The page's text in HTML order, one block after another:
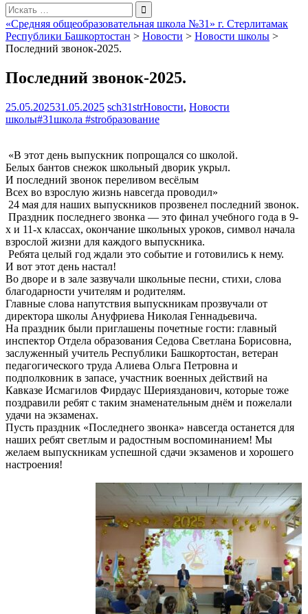
Поиск
для:
«Средняя общеобразовательная школа №31» г. Стерлитамак
Республики Башкортостан > Новости > Новости школы >
Последний звонок-2025.
Последний звонок-2025.
25.05.202531.05.2025 sch31strНовости, Новости
школы#31школа #strобразование
«В этот день выпускник попрощался со школой.
Белых бантов снежок школьный дворик укрыл.
И последний звонок переливом весёлым
Всех во взрослую жизнь навсегда проводил»
24 мая для наших выпускников прозвенел последний звонок.
Праздник последнего звонка — это финал учебного года в 9-
х и 11-х классах, окончание школьных уроков, символ начала
взрослой жизни для каждого выпускника.
Ребята целый год ждали это событие и готовились к нему.
И вот этот день настал!
Во дворе и в зале зазвучали школьные песни, стихи, слова
благодарности учителям и родителям.
Главные слова напутствия выпускникам прозвучали от
директора школы Ануфриева Николая Геннадьевича.
На праздник были приглашены почетные гости: главный
инспектор Отдела образования Седова Светлана Борисовна,
заслуженный учитель Республики Башкортостан, ветеран
педагогического труда Алиева Ольга Петровна и
подполковник в запасе, участник военных действий на
Кавказе Исмагилов Фирдаус Шериязданович, которые тоже
поздравили ребят с таким знаменательным днём и пожелали
удачи на экзаменах.
Пусть праздник «Последнего звонка» навсегда останется для
наших ребят светлым и радостным воспоминанием! Мы
желаем выпускникам успешной сдачи экзаменов и хорошего
настроения!